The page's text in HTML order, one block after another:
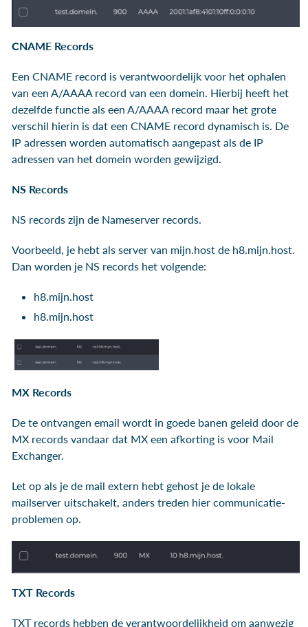
CNAME Records
Een CNAME record is verantwoordelijk voor het ophalen
van een A/AAAA record van een domein. Hierbij heeft het
dezelfde functie als een A/AAAA record maar het grote
verschil hierin is dat een CNAME record dynamisch is. De
IP adressen worden automatisch aangepast als de IP
adressen van het domein worden gewijzigd.
NS Records
NS records zijn de Nameserver records.
Voorbeeld, je hebt als server van mijn.host de h8.mijn.host.
Dan worden je NS records het volgende:
h8.mijn.host
h8.mijn.host
MX Records
De te ontvangen email wordt in goede banen geleid door de
MX records vandaar dat MX een afkorting is voor Mail
Exchanger.
Let op als je de mail extern hebt gehost je de lokale
mailserver uitschakelt, anders treden hier communicatie-
problemen op.
TXT Records
TXT records hebben de verantwoordelijkheid om aanwezig